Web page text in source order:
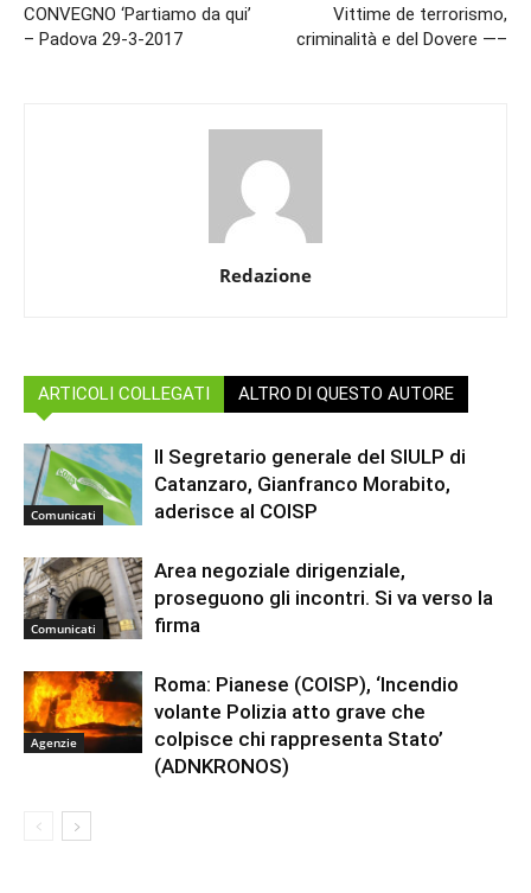
CONVEGNO ‘Partiamo da qui’
– Padova 29-3-2017
Vittime de terrorismo,
criminalità e del Dovere —–
Redazione
ARTICOLI COLLEGATI ALTRO DI QUESTO AUTORE
Comunicati
Il Segretario generale del SIULP di
Catanzaro, Gianfranco Morabito,
aderisce al COISP
Comunicati
Area negoziale dirigenziale,
proseguono gli incontri. Si va verso la
firma
Agenzie
Roma: Pianese (COISP), ‘Incendio
volante Polizia atto grave che
colpisce chi rappresenta Stato’
(ADNKRONOS)